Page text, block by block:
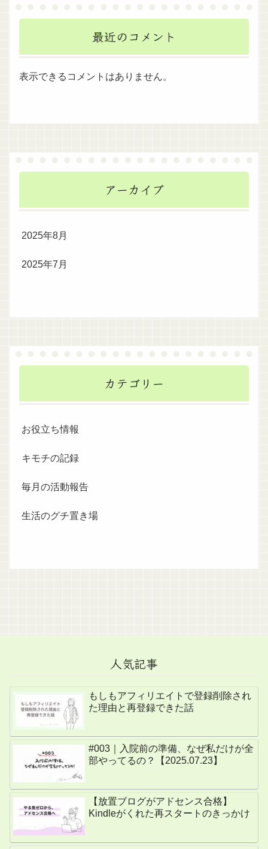
最近のコメント
表示できるコメントはありません。
アーカイブ
2025年8月
2025年7月
カテゴリー
お役立ち情報
キモチの記録
毎月の活動報告
生活のグチ置き場
人気記事
もしもアフィリエイトで登録削除され
た理由と再登録できた話
#003｜入院前の準備、なぜ私だけが全
部やってるの？【2025.07.23】
【放置ブログがアドセンス合格】
Kindleがくれた再スタートのきっかけ